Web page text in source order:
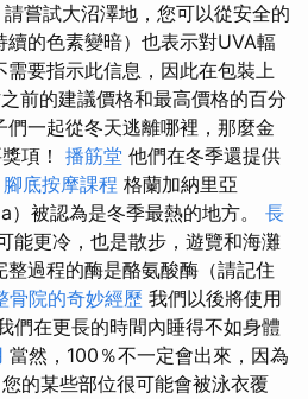
嘗試大沼澤地，您可以從安全的
續的色素變暗）也表示對UVA輻
要指示此信息，因此在包裝上
前的建議價格和最高價格的百分
一起從冬天逃離哪裡，那麼金
項！ 播筋堂 他們在冬季還提供
腳底按摩課程 格蘭加納里亞
）被認為是冬季最熱的地方。 長
能更冷，也是散步，遊覽和海灘
過程的酶是酪氨酸酶（請記住
骨院的奇妙經歷 我們以後將使用
們在更長的時間內睡得不如身體
當然，100％不一定會出來，因為
的某些部位很可能會被泳衣覆